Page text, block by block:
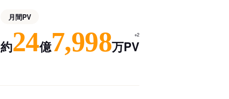
月間PV
約24億7,998万PV
※2